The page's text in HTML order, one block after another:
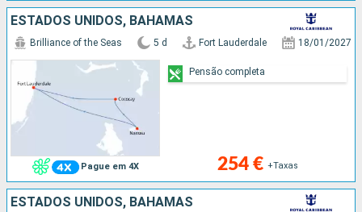
ESTADOS UNIDOS, BAHAMAS
Pague em 4X
Brilliance of the Seas 5 d Fort Lauderdale 18/01/2027
254 € +Taxas
Pensão completa
ESTADOS UNIDOS, BAHAMAS